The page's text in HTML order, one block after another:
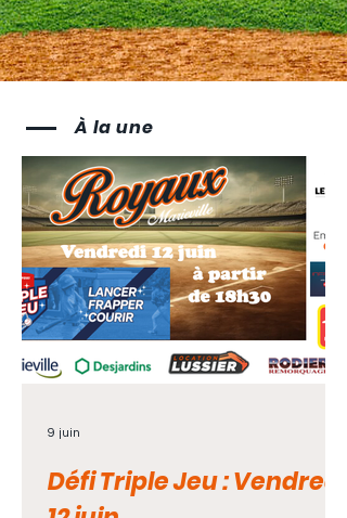
À la une
Défi Triple Jeu : Vendredi
9 juin